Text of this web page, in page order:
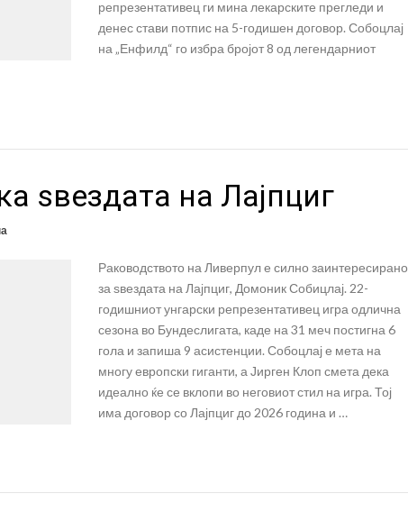
репрезентативец ги мина лекарските прегледи и
денес стави потпис на 5-годишен договор. Собоцлај
на „Енфилд“ го избра бројот 8 од легендарниот
ѕвездата на Лајпциг
Раководството на Ливерпул е силно заинтересирано
за ѕвездата на Лајпциг, Домоник Собицлај. 22-
годишниот унгарски репрезентативец игра одлична
сезона во Бундеслигата, каде на 31 меч постигна 6
гола и запиша 9 асистенции. Собоцлај е мета на
многу европски гиганти, а Јирген Клоп смета дека
идеално ќе се вклопи во неговиот стил на игра. Тој
има договор со Лајпциг до 2026 година и …